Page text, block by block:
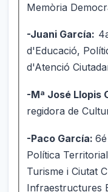
Memòria
-Juani García:
d'Educació,
d'Atenció
-Mª José Llopis
regidora de
-Paco García:
Política
Turisme i Ciutat
Infraestructures